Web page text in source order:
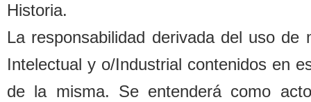
Historia.
La responsabilidad derivada del uso de
Intelectual y o/Industrial contenidos en
de la misma. Se entenderá como